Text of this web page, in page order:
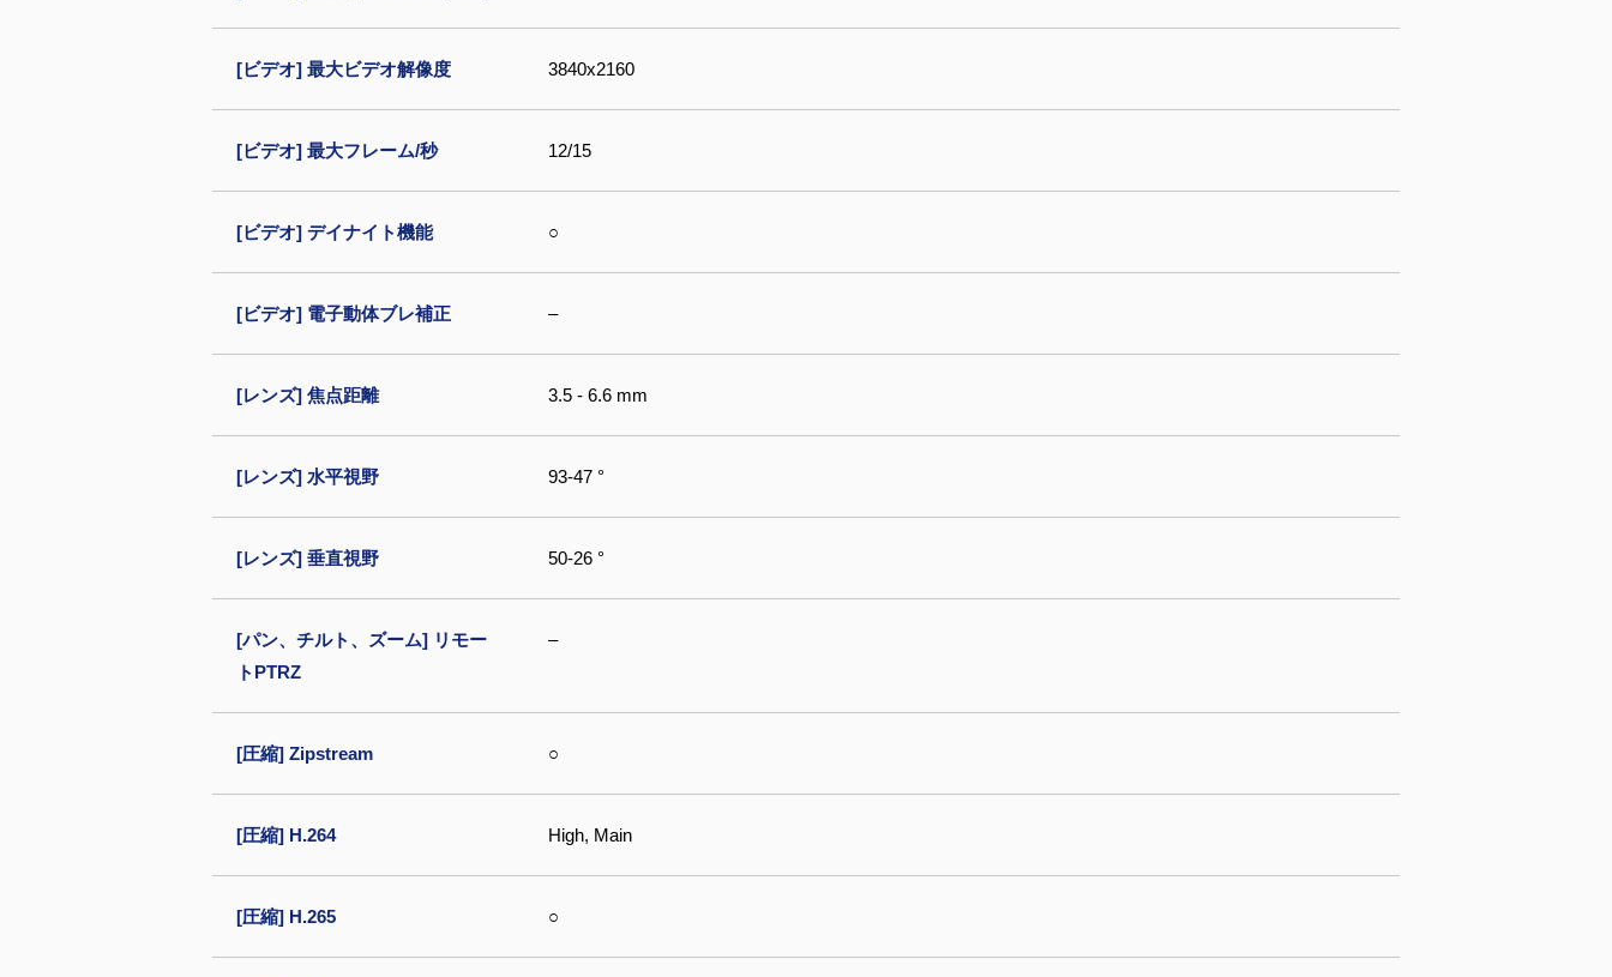
[ビデオ] 最大ビデオ解像度 3840x2160
[ビデオ] 最大フレーム/秒 12/15
[ビデオ] デイナイト機能 ○
[ビデオ] 電子動体ブレ補正 –
[レンズ] 焦点距離 3.5 - 6.6 mm
[レンズ] 水平視野 93-47 °
[レンズ] 垂直視野 50-26 °
[パン、チルト、ズーム] リモー
トPTRZ
–
[圧縮] Zipstream ○
[圧縮] H.264 High, Main
[圧縮] H.265 ○